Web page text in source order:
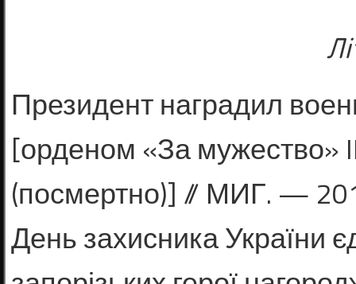
Президент наградил
[орде­ном «За мужество»
(посмертно)] // МИГ. —
День захисника України